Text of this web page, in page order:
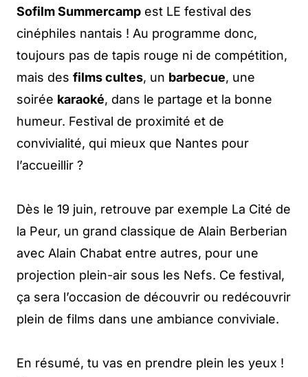
Sofilm Summercamp est LE festival des
cinéphiles nantais ! Au programme donc,
toujours pas de tapis rouge ni de compétition,
mais des films cultes, un barbecue, une
soirée karaoké, dans le partage et la bonne
humeur. Festival de proximité et de
convivialité, qui mieux que Nantes pour
l’accueillir ?
Dès le 19 juin, retrouve par exemple La Cité de
la Peur, un grand classique de Alain Berberian
avec Alain Chabat entre autres, pour une
projection plein-air sous les Nefs. Ce festival,
ça sera l’occasion de découvrir ou redécouvrir
plein de films dans une ambiance conviviale.
En résumé, tu vas en prendre plein les yeux !